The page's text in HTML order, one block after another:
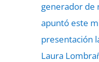
generador de
apuntó este
presentación
Laura